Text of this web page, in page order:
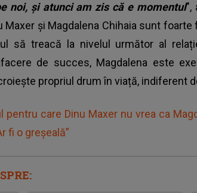
noi, și atunci am zis că e momentul",
Maxer și Magdalena Chihaia sunt
să treacă la nivelul următor al
de succes, Magdalena este
propriul drum în viață, indiferent
pentru care Dinu Maxer nu vrea ca
fi o greșeală”